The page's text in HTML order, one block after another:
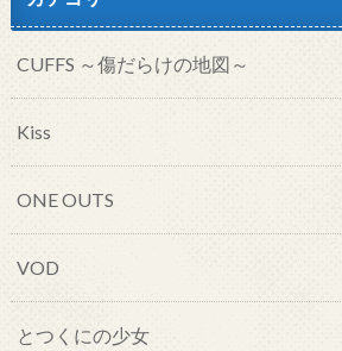
CUFFS ～傷だらけの地図～
Kiss
ONE OUTS
VOD
とつくにの少女